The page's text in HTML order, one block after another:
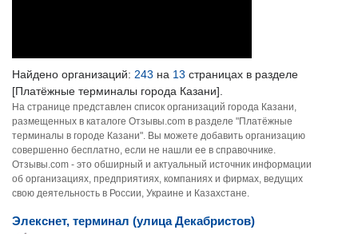
Найдено организаций: 243 на 13 страницах в разделе
[Платёжные терминалы города Казани].
На странице представлен список организаций города Казани,
размещенных в каталоге Отзывы.com в разделе "Платёжные
терминалы в городе Казани". Вы можете добавить организацию
совершенно бесплатно, если не нашли ее в справочнике.
Отзывы.com - это обширный и актуальный источник информации
об организациях, предприятиях, компаниях и фирмах, ведущих
свою деятельность в России, Украине и Казахстане.
Элекснет, терминал (улица Декабристов)